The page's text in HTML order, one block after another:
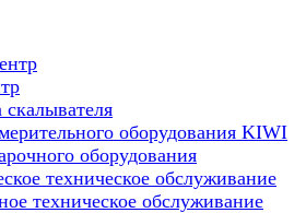
оборудования KIWI
оборудования
техническое обслуживание
техническое обслуживание